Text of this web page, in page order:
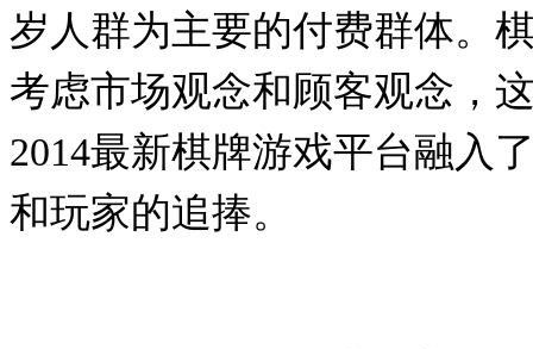
岁人群为主要的付费群体。
考虑市场观念和顾客观念，
2014最新棋牌游戏平台融入
和玩家的追捧。